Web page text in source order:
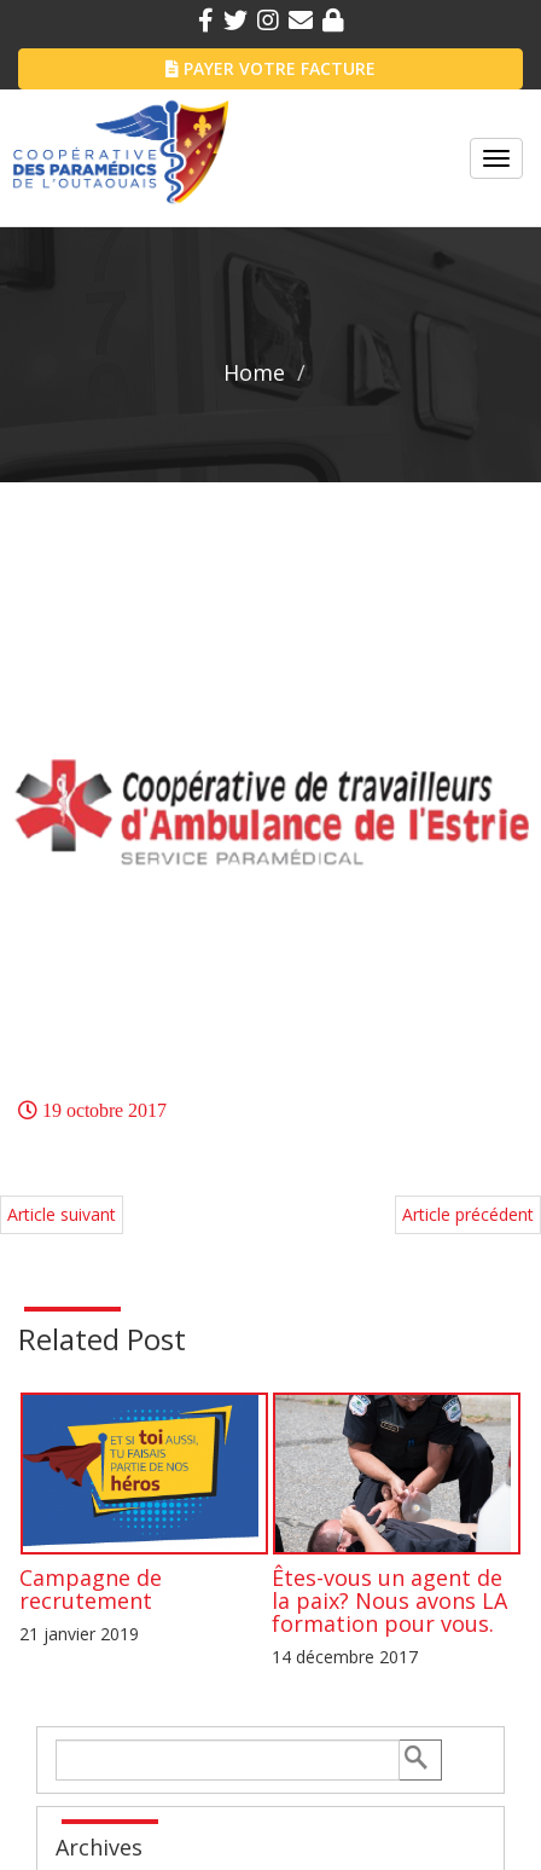
PAYER VOTRE FACTURE
Home
19 octobre 2017
Article suivant Article précédent
Related Post
Campagne de
recrutement
21 janvier 2019
Êtes-vous un agent de
la paix? Nous avons LA
formation pour vous.
14 décembre 2017
Archives